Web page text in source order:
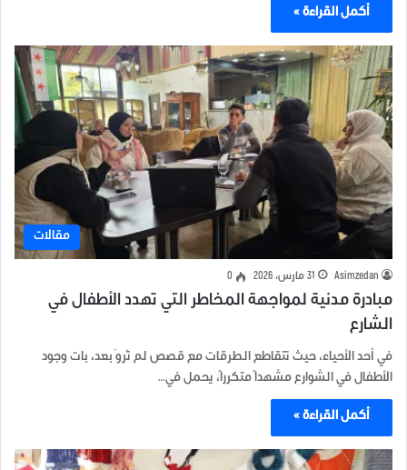
أكمل القراءة »
مقالات
Asimzedan 31 مارس، 2026 0
مبادرة مدنية لمواجهة المخاطر التي تهدد الأطفال في
الشارع
في أحد الأحياء، حيث تتقاطع الطرقات مع قصص لم تُروَ بعد، بات وجود
الأطفال في الشوارع مشهداً متكرراً، يحمل في…
أكمل القراءة »